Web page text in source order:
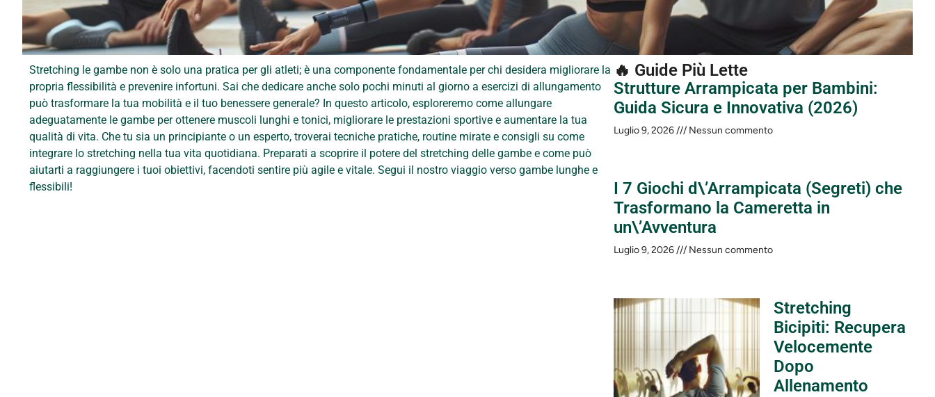
Stretching le gambe non è solo una pratica per gli atleti; è una componente fondamentale per chi desidera migliorare la
propria flessibilità e prevenire infortuni. Sai che dedicare anche solo pochi minuti al giorno a esercizi di allungamento
può trasformare la tua mobilità e il tuo benessere generale? In questo articolo, esploreremo come allungare
adeguatamente le gambe per ottenere muscoli lunghi e tonici, migliorare le prestazioni sportive e aumentare la tua
qualità di vita. Che tu sia un principiante o un esperto, troverai tecniche pratiche, routine mirate e consigli su come
integrare lo stretching nella tua vita quotidiana. Preparati a scoprire il potere del stretching delle gambe e come può
aiutarti a raggiungere i tuoi obiettivi, facendoti sentire più agile e vitale. Segui il nostro viaggio verso gambe lunghe e
flessibili!
🔥 Guide Più Lette
Strutture Arrampicata per Bambini:
Guida Sicura e Innovativa (2026)
Luglio 9, 2026 Nessun commento
I 7 Giochi d\’Arrampicata (Segreti) che
Trasformano la Cameretta in
un\’Avventura
Luglio 9, 2026 Nessun commento
Stretching
Bicipiti: Recupera
Velocemente
Dopo
Allenamento